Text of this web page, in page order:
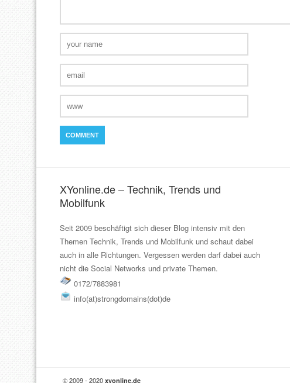
XYonline.de – Technik, Trends und
Mobilfunk
Seit 2009 beschäftigt sich dieser Blog intensiv mit den
Themen Technik, Trends und Mobilfunk und schaut dabei
auch in alle Richtungen. Vergessen werden darf dabei auch
nicht die Social Networks und private Themen.
0172/7883981
info(at)strongdomains(dot)de
© 2009 - 2020 xyonline.de